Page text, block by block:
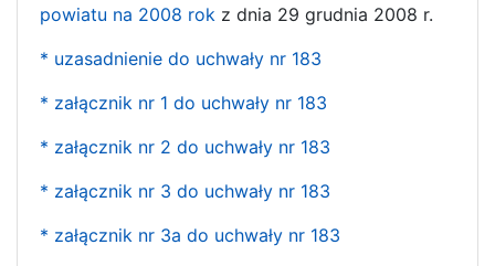
powiatu na 2008 rok z dnia 29 grudnia 2008 r.
* uzasadnienie do uchwały nr 183
* załącznik nr 1 do uchwały nr 183
* załącznik nr 2 do uchwały nr 183
* załącznik nr 3 do uchwały nr 183
* załącznik nr 3a do uchwały nr 183